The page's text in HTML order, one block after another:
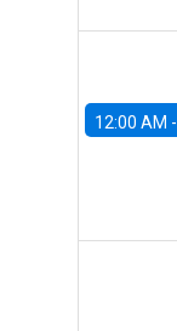
12:00 AM -